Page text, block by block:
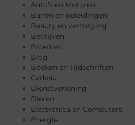
Auto’s en Motoren
Banen en opleidingen
Beauty en verzorging
Bedrijven
Bloemen
Blog
Boeken en Tijdschriften
Cadeau
Dienstverlening
Dieren
Electronica en Computers
Energie